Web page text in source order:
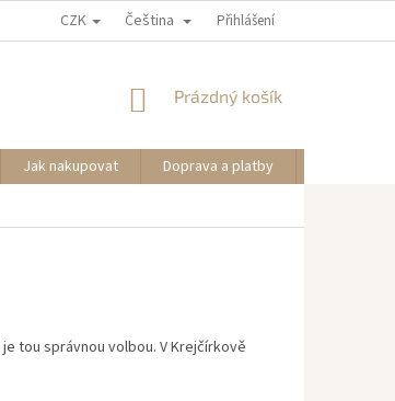
CZK Čeština Přihlášení
NÁKUPNÍ
Prázdný košík
Jak nakupovat Doprava a platby
je tou správnou volbou. V Krejčírkově